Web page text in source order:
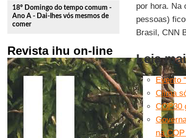
18º Domingo do tempo comum -
Ano A - Dai-lhes vós mesmos de
comer
Revista ihu on-line
por hora. Na
pessoas)
Brasil, CNN
Leia
Evento
Clima
COP30
na